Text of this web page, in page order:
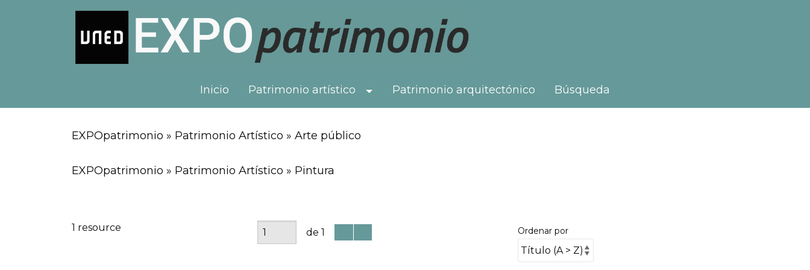
Inicio Patrimonio artístico Toggle Dropdown
Patrimonio arquitectónico Búsqueda
EXPOpatrimonio » Patrimonio Artístico » Arte público
EXPOpatrimonio » Patrimonio Artístico » Pintura
1 resource de 1 Ordenar por